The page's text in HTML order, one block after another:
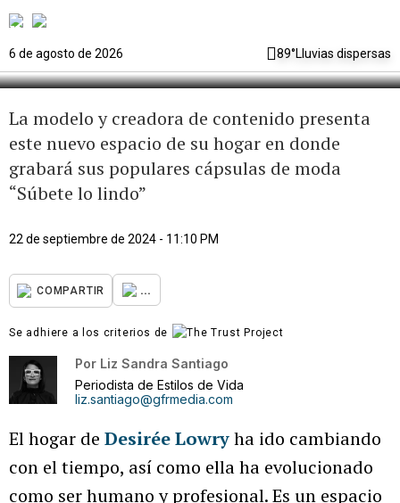
6 de agosto de 2026 89°Lluvias dispersas
puertas de su “Glam Room”
La modelo y creadora de contenido presenta
este nuevo espacio de su hogar en donde
grabará sus populares cápsulas de moda
“Súbete lo lindo”
22 de septiembre de 2024 - 11:10 PM
COMPARTIR ...
Se adhiere a los criterios de
Por Liz Sandra Santiago
Periodista de Estilos de Vida
liz.santiago@gfrmedia.com
El hogar de Desirée Lowryha ido cambiando
con el tiempo, así como ella ha evolucionado
como ser humano y profesional. Es un espacio